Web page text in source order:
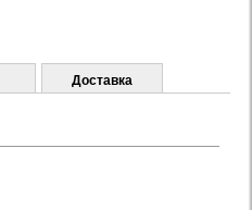
Доставка